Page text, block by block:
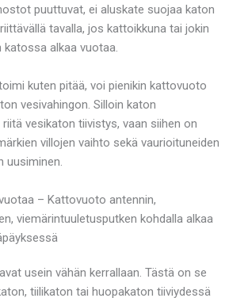
puuttuvat, ei aluskate suojaa katon
tavalla, jos kattoikkuna tai jokin
alkaa vuotaa.
kuten pitää, voi pienikin kattovuoto
vesivahingon. Silloin katon
vesikaton tiivistys, vaan siihen on
villojen vaihto sekä vaurioituneiden
uusiminen.
– Kattovuoto antennin,
viemärintuuletusputken kohdalla alkaa
usein vähän kerrallaan. Tästä on se
tiilikaton tai huopakaton tiiviydessä